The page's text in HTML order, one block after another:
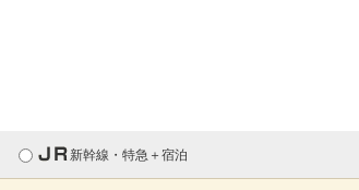
新幹線・特急＋宿泊